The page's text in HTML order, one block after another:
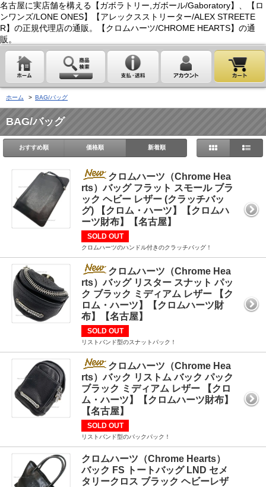
名古屋に実店舗を構える【ガボラトリー,ガボール/Gaboratory】、【ロ
ンワンズ/LONE ONES】【アレックスストリーター/ALEX STREETE
R】の正規代理店の通販。【クロムハーツ/CHROME HEARTS】の通
販。
ホーム > BAG/バッグ
BAG/バッグ
おすすめ順 価格順 新着順
クロムハーツ（Chrome Hea
rts）バッグ フラット スモール ブラ
ック ヘビー レザー (クラッチバッ
グ) 【クロム・ハーツ】【クロムハ
ーツ財布】【名古屋】
SOLD OUT
クロムハーツのハンドル付きのクラッチバッグ！
クロムハーツ（Chrome Hea
rts）バッグ リスター スナット パッ
ク ブラック ミディアム レザー 【ク
ロム・ハーツ】【クロムハーツ財
布】【名古屋】
SOLD OUT
リストバンド型のスナットパック！
クロムハーツ（Chrome Hea
rts）バック リストム バック パック
ブラック ミディアム レザー 【クロ
ム・ハーツ】【クロムハーツ財布】
【名古屋】
SOLD OUT
リストバンド型のバックパック！
クロムハーツ（Chrome Hearts）
バック FS トートバッグ LND セメ
タリークロス ブラック ヘビーレザ